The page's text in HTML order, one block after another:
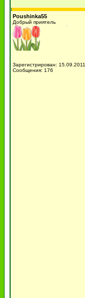
Poushinka55
Добрый приятель
Зарегистрирован: 15.09.2011
Сообщения: 176